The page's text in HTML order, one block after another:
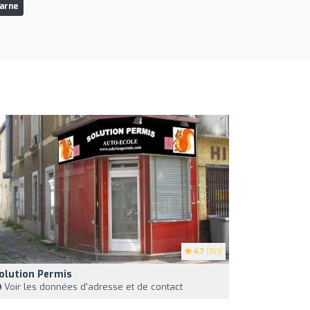
4.7 (161)
Permis
Voir les données d'adresse et de contact